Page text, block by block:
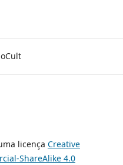
licença Creative
ShareAlike 4.0